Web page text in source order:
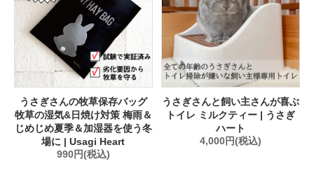
うさぎさんの牧草保存バッグ
牧草の湿気&日焼け対策 梅雨＆
じめじめ夏季＆加湿器を使う冬
場に | Usagi Heart
990円(税込)
うさぎさんと飼い主さんが喜ぶ
トイレ ミルクティー | うさぎ
ハート
4,000円(税込)